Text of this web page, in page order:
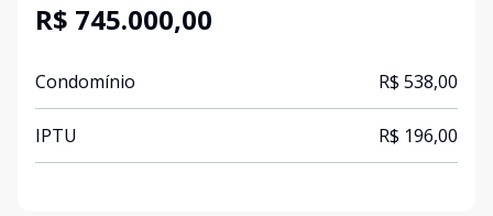
R$ 745.000,00
Condomínio R$ 538,00
IPTU R$ 196,00